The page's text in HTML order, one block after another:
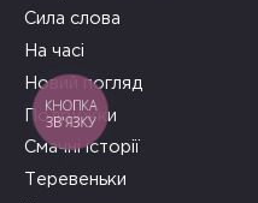
Сила слова
На часі
Новий погляд
Подружки
Смачні історії
Теревеньки
КНОПКА
ЗВ'ЯЗКУ